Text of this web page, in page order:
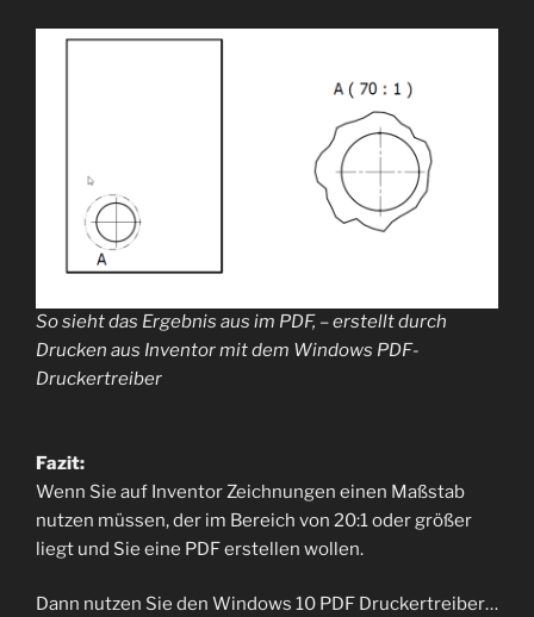
So sieht das Ergebnis aus im PDF, – erstellt durch
Drucken aus Inventor mit dem Windows PDF-
Druckertreiber
Fazit:
Wenn Sie auf Inventor Zeichnungen einen Maßstab
nutzen müssen, der im Bereich von 20:1 oder größer
liegt und Sie eine PDF erstellen wollen.
Dann nutzen Sie den Windows 10 PDF Druckertreiber…